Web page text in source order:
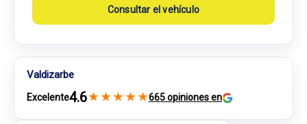
Consultar el vehículo
Valdizarbe
Excelente4.6★ ★ ★ ★ ★665 opiniones en